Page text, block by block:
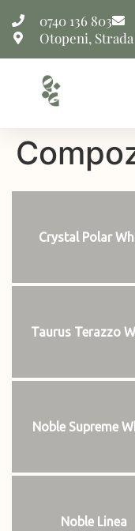
0740 136 803
Otopeni,
Crystal Polar
Taurus Terazzo
Noble Supreme
Noble Linea